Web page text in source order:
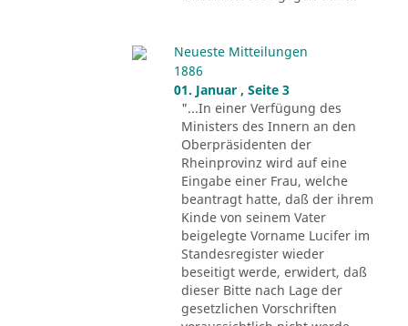
Neueste Mitteilungen
1886
01. Januar , Seite 3
"...In einer Verfügung des
Ministers des Innern an den
Oberpräsidenten der
Rheinprovinz wird auf eine
Eingabe einer Frau, welche
beantragt hatte, daß der ihrem
Kinde von seinem Vater
beigelegte Vorname Lucifer im
Standesregister wieder
beseitigt werde, erwidert, daß
dieser Bitte nach Lage der
gesetzlichen Vorschriften